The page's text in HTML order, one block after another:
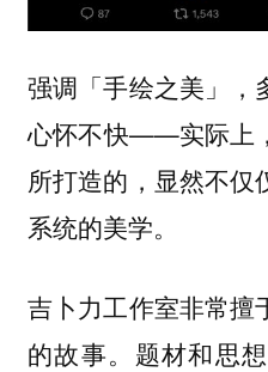
强调「手绘之美」，
心怀不快——实际上
所打造的，显然不仅
系统的美学。
吉卜力工作室非常擅
的故事。 题材和思